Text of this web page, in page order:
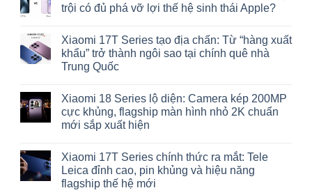
trội có đủ phá vỡ lợi thế hệ sinh thái Apple?
Xiaomi 17T Series tạo địa chấn: Từ “hàng xuất
khẩu” trở thành ngôi sao tại chính quê nhà
Trung Quốc
Xiaomi 18 Series lộ diện: Camera kép 200MP
cực khủng, flagship màn hình nhỏ 2K chuẩn
mới sắp xuất hiện
Xiaomi 17T Series chính thức ra mắt: Tele
Leica đỉnh cao, pin khủng và hiệu năng
flagship thế hệ mới